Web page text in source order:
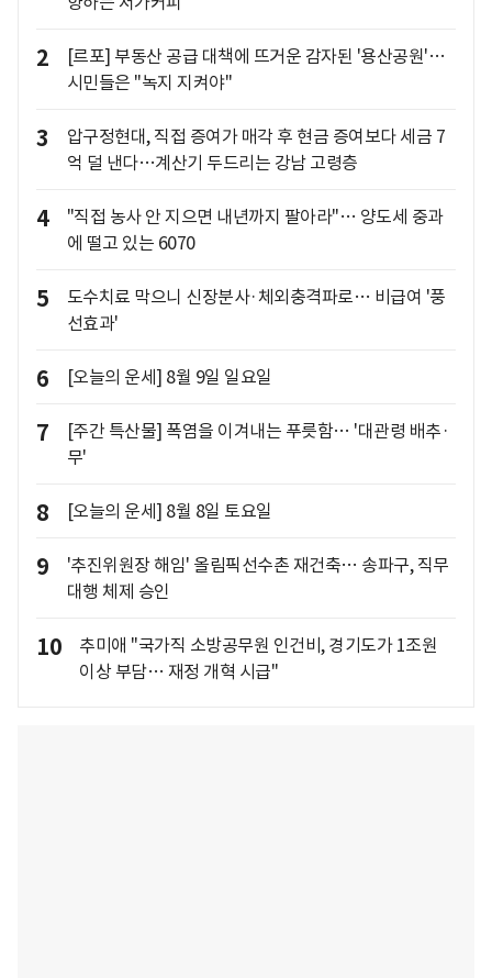
2
[르포] 부동산 공급 대책에 뜨거운 감자된 '용산공원'…
시민들은 "녹지 지켜야"
3
압구정현대, 직접 증여가 매각 후 현금 증여보다 세금 7
억 덜 낸다…계산기 두드리는 강남 고령층
4
"직접 농사 안 지으면 내년까지 팔아라"… 양도세 중과
에 떨고 있는 6070
5
도수치료 막으니 신장분사·체외충격파로… 비급여 '풍
선효과'
6 [오늘의 운세] 8월 9일 일요일
7
[주간 특산물] 폭염을 이겨내는 푸릇함… '대관령 배추·
무'
8 [오늘의 운세] 8월 8일 토요일
9
'추진위원장 해임' 올림픽선수촌 재건축… 송파구, 직무
대행 체제 승인
10
추미애 "국가직 소방공무원 인건비, 경기도가 1조원
이상 부담… 재정 개혁 시급"